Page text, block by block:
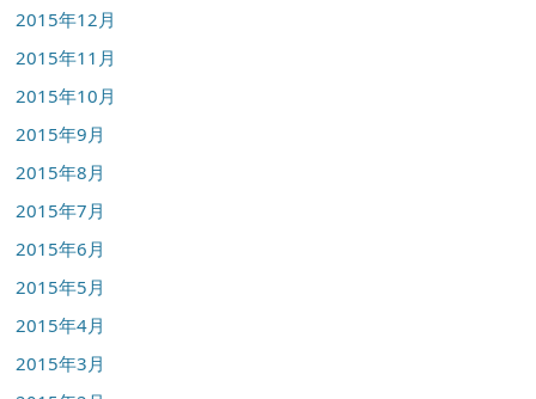
2015年12月
2015年11月
2015年10月
2015年9月
2015年8月
2015年7月
2015年6月
2015年5月
2015年4月
2015年3月